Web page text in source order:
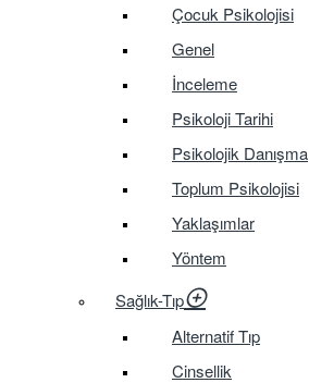
Çocuk Psikolojisi
Genel
İnceleme
Psikoloji Tarihi
Psikolojik Danışma
Toplum Psikolojisi
Yaklaşımlar
Yöntem
Sağlık-Tıp
Alternatif Tıp
Cinsellik